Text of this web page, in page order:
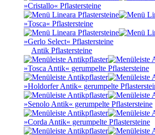
»Cristallo« Pflastersteine
»Tosca« Pflastersteine
»Gerlo Select« Pflastersteine
Antik Pflastersteine
»Tosca Antik« gerumpelte Pflastersteine
»Holdorfer Antik« gerumpelte
»Senolo Antik« gerumpelte Pflastersteine
»Corda Antik« gerumpelte Pflastersteine